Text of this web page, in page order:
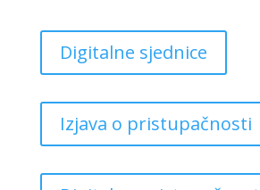
Digitalne sjednice
Izjava o pristupačnosti